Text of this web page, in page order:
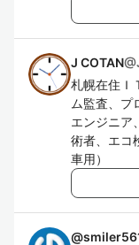
J COTAN@
札幌在住Ｉ
ム監査、プ
エンジニア
術者、エコ
車用）
@